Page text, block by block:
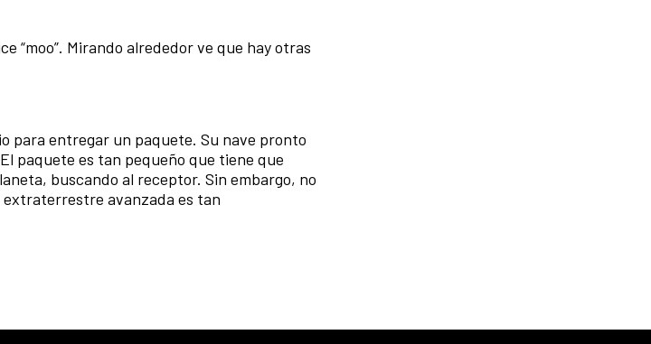
“moo”. Mirando alrededor ve que hay otras
para entregar un paquete. Su nave pronto
paquete es tan pequeño que tiene que
buscando al receptor. Sin embargo, no
extraterrestre avanzada es tan